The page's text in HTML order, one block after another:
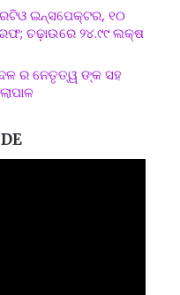
ଇନ୍ସପେକ୍ଟର, ୧୦
ଚଢ଼ାଉରେ ୨୪.୯୯ ଲକ୍ଷ
ର ନେତୃତ୍ୱ ଙ୍କ ସହ